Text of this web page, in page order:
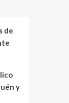
de
y